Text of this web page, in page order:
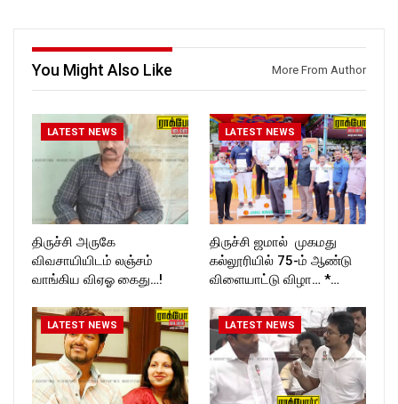
T_TIMES
https://twitter.com/ROCKFOR
T_TIMES
You Might Also Like More From Author
LATEST NEWS
திருச்சி அருகே
விவசாயியிடம் லஞ்சம்
வாங்கிய விஏஓ கைது…!
LATEST NEWS
திருச்சி ஜமால் முகமது
கல்லூரியில் 75-ம் ஆண்டு
விளையாட்டு விழா… *…
LATEST NEWS LATEST NEWS